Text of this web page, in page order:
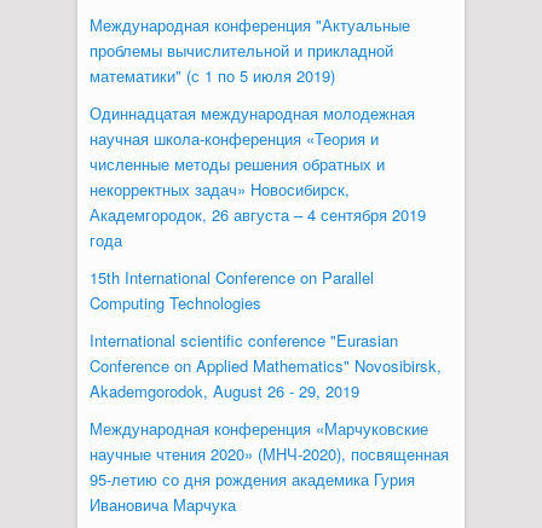
Международная конференция "Актуальные
проблемы вычислительной и прикладной
математики" (с 1 по 5 июля 2019)
Одиннадцатая международная молодежная
научная школа-конференция «Теория и
численные методы решения обратных и
некорректных задач» Новосибирск,
Академгородок, 26 августа – 4 сентября 2019
года
15th International Conference on Parallel
Computing Technologies
International scientific conference "Eurasian
Conference on Applied Mathematics" Novosibirsk,
Akademgorodok, August 26 - 29, 2019
Международная конференция «Марчуковские
научные чтения 2020» (МНЧ-2020), посвященная
95-летию со дня рождения академика Гурия
Ивановича Марчука